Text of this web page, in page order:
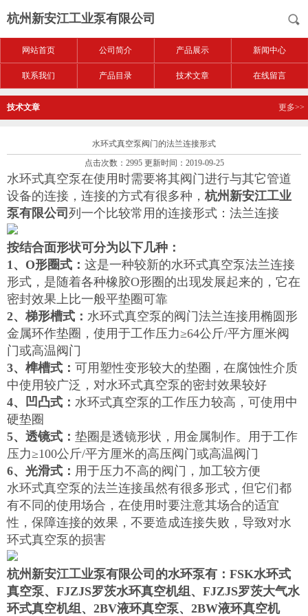
杭州新安江工业泵有限公司
网站首页 公司简介 产品展示 新闻中心
联系我们 产品目录 技术文章 在线留言
技术文章 更多>>
水环式真空泵阀门的法兰连接形式
点击次数：2995 更新时间：2019-09-25
水环式真空泵在使用时需要将其阀门进行与其它管道
设备的连接，连接的方式有很多种， 杭州新安江工业
泵有限公司 列一个比较常用的连接形式：法兰连接
按结合面形状可分为以下几种：
1、O形圈式： 这是一种较新的水环式真空泵法兰连接
形式，是随着各种橡胶O形圈的出现发展起来的，它在
密封效果上比一般平垫圈可靠
2、梯形槽式： 水环式真空泵的阀门法兰连接用椭圆形
金属环作垫圈，使用于工作压力≥64公斤/平方厘米阀
门或高温阀门
3、榫槽式： 可用塑性变形较大的垫圈，在腐蚀性介质
中使用较广泛，对水环式真空泵的密封效果较好
4、凹凸式： 水环式真空泵的工作压力较高，可使用中
硬垫圈
5、透镜式： 垫圈是透镜形状，用金属制作。用于工作
压力≥100公斤/平方厘米的高压阀门或高温阀门
6、光滑式： 用于压力不高的阀门，加工较方便
水环式真空泵的法兰连接虽然有很多形式，但它们都
有不同的使用场合，在使用时要注意其场合的适宜
性，保障连接的效果，不要造成连接失败，导致对水
环式真空泵的损害
杭州新安江工业泵有限公司的水环泵有：FSK水环式
真空泵、FJZJS罗茨水环真空机组、FJZJS罗茨大气水
环式真空机组、2BV液环真空泵、2BW液环真空机